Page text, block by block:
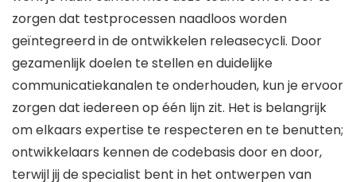
zorgen dat testprocessen naadloos worden
geïntegreerd in de ontwikkelen releasecycli. Door
gezamenlijk doelen te stellen en duidelijke
communicatiekanalen te onderhouden, kun je ervoor
zorgen dat iedereen op één lijn zit. Het is belangrijk
om elkaars expertise te respecteren en te benutten;
ontwikkelaars kennen de codebasis door en door,
terwijl jij de specialist bent in het ontwerpen van